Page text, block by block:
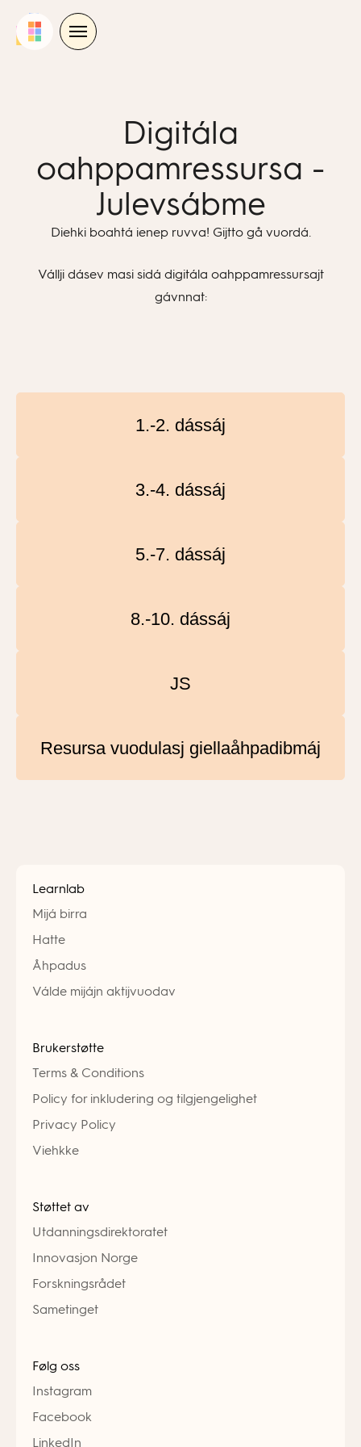
Digitála
oahppamressursa -
Julevsábme
Diehki boahtá ienep ruvva! Gijtto gå vuordá.
Vállji dásev masi sidá digitála oahppamressursajt
gávnnat:
1.-2. dássáj
3.-4. dássáj
5.-7. dássáj
8.-10. dássáj
JS
Resursa vuodulasj giellaåhpadibmáj
Learnlab
Mijá birra
Hatte
Åhpadus
Válde mijájn aktijvuodav
Brukerstøtte
Terms & Conditions
Policy for inkludering og tilgjengelighet
Privacy Policy
Viehkke
Støttet av
Utdanningsdirektoratet
Innovasjon Norge
Forskningsrådet
Sametinget
Følg oss
Instagram
Facebook
LinkedIn